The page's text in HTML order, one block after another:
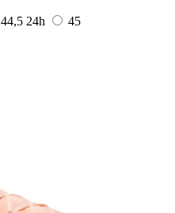
44,5 24h
45